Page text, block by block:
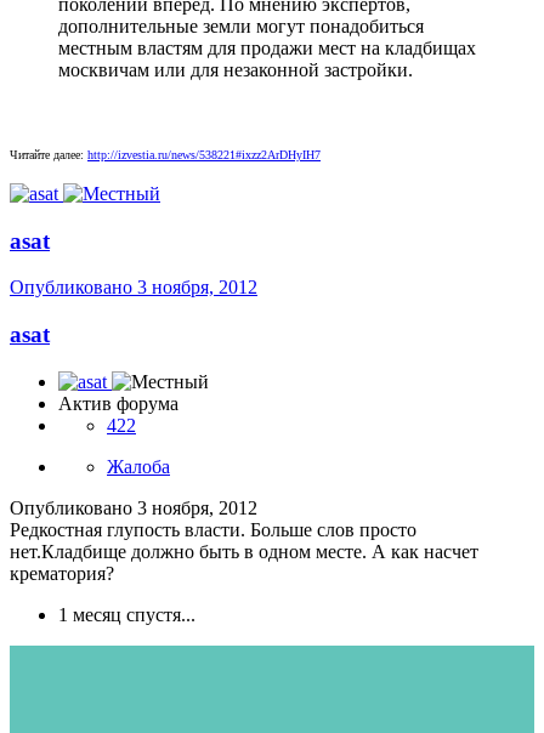
поколений вперед. По мнению экспертов,
дополнительные земли могут понадобиться
местным властям для продажи мест на кладбищах
москвичам или для незаконной застройки.
Читайте далее: http://izvestia.ru/news/538221#ixzz2ArDHyIH7
asat
Опубликовано 3 ноября, 2012
asat
Актив форума
422
Жалоба
Опубликовано 3 ноября, 2012
Редкостная глупость власти. Больше слов просто
нет.Кладбище должно быть в одном месте. А как насчет
крематория?
1 месяц спустя...